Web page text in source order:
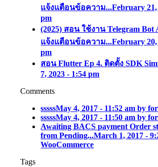
แจ้งแตือนข้อความ...February 21,
pm
(2025) สอน ใช้งาน Telegram Bot
แจ้งแตือนข้อความ...February 20,
pm
สอน Flutter Ep 4. ติดตั้ง SDK
7, 2023 - 1:54 pm
Comments
sssssMay 4, 2017 - 11:52 am by
sssssMay 4, 2017 - 11:50 am by
Awaiting BACS payment Order
from Pending...March 1, 2017 -
WooCommerce
Tags